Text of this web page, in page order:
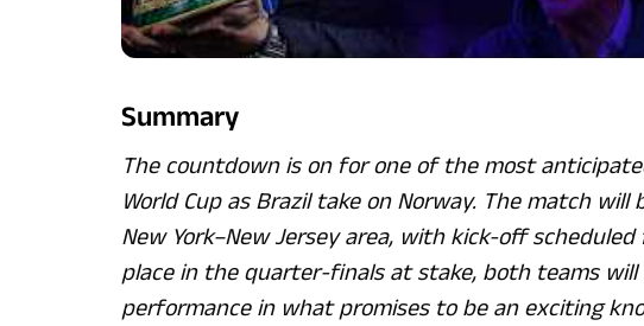
Summary
The countdown is on for one of the most
World Cup as Brazil take on Norway. The match
New York–New Jersey area, with kick-off
place in the quarter-finals at stake, both teams
performance in what promises to be an exciting